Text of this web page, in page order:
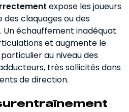
expose les joueurs
claquages ou des
Un échauffement inadéquat
et augmente le
au niveau des
très sollicités dans
de direction.